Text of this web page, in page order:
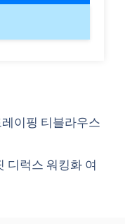
이핑 티블라우스
디럭스 워킹화 여